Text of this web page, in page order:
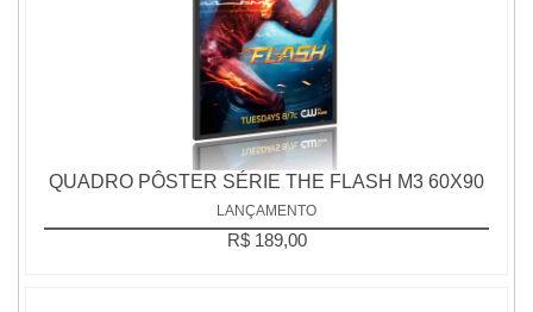
QUADRO PÔSTER SÉRIE THE FLASH M3 60X90
LANÇAMENTO
R$ 189,00